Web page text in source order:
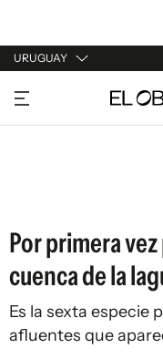
URUGUAY
URUGUAY
ARGENTINA
Por primera
cuenca de la
Es la sexta especie
afluentes que